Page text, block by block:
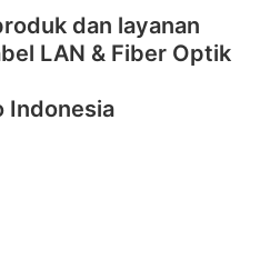
dan layanan
LAN & Fiber Optik
Indonesia